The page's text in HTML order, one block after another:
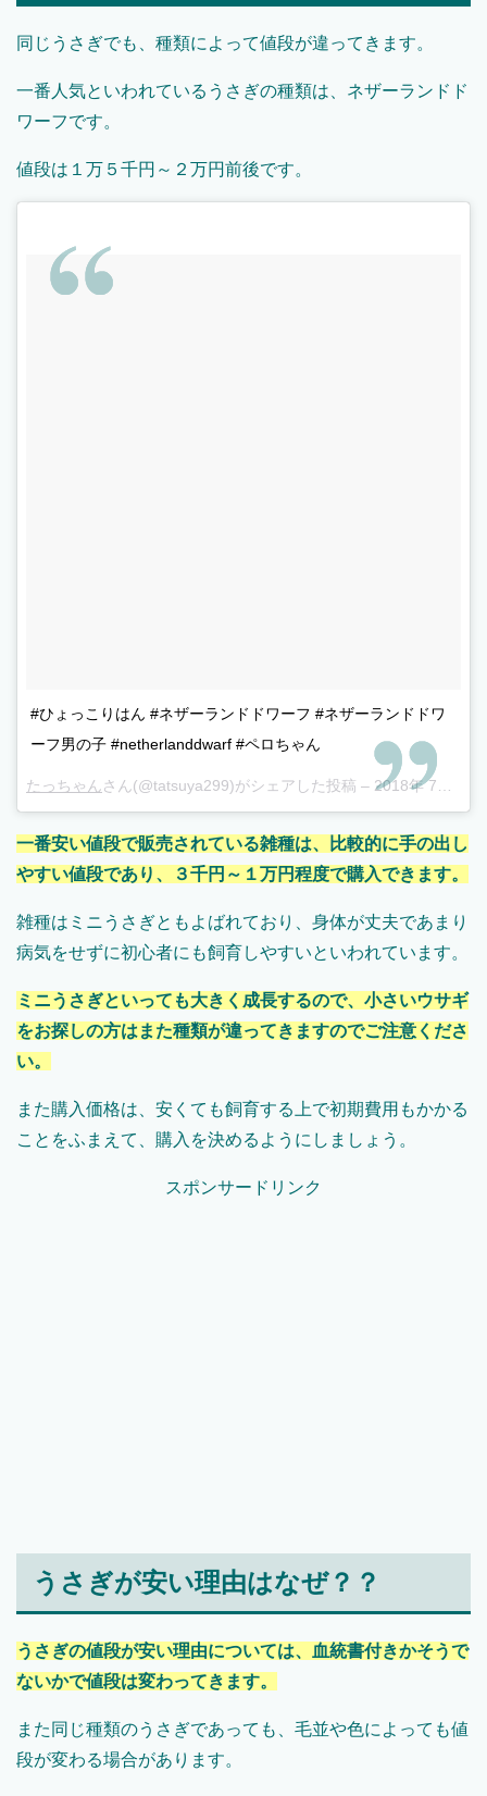
同じうさぎでも、種類によって値段が違ってきます。
一番人気といわれているうさぎの種類は、ネザーランドド
ワーフです。
値段は１万５千円～２万円前後です。
#ひょっこりはん #ネザーランドドワーフ #ネザーランドドワ
ーフ男の子 #netherlanddwarf #ペロちゃん
たっちゃんさん(@tatsuya299)がシェアした投稿 – 2018年 7月月25日午後2時40分PDT
一番安い値段で販売されている雑種は、比較的に手の出し
やすい値段であり、３千円～１万円程度で購入できます。
雑種はミニうさぎともよばれており、身体が丈夫であまり
病気をせずに初心者にも飼育しやすいといわれています。
ミニうさぎといっても大きく成長するので、小さいウサギ
をお探しの方はまた種類が違ってきますのでご注意くださ
い。
また購入価格は、安くても飼育する上で初期費用もかかる
ことをふまえて、購入を決めるようにしましょう。
スポンサードリンク
うさぎが安い理由はなぜ？？
うさぎの値段が安い理由については、血統書付きかそうで
ないかで値段は変わってきます。
また同じ種類のうさぎであっても、毛並や色によっても値
段が変わる場合があります。